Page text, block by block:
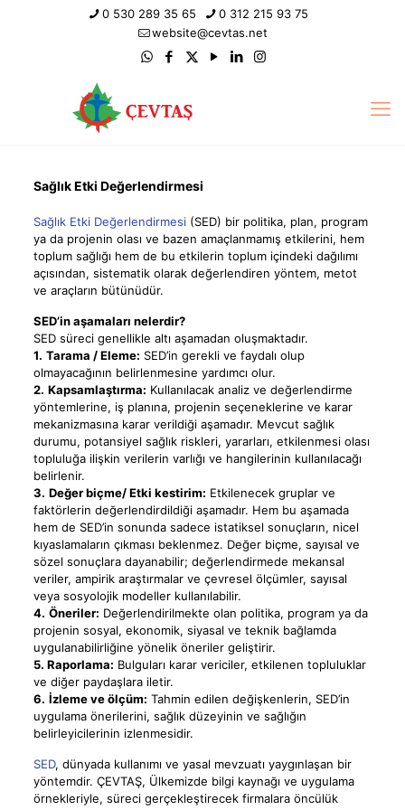
0 530 289 35 65
0 312 215 93 75
website@cevtas.net
Sağlık Etki Değerlendirmesi
Sağlık Etki Değerlendirmesi(SED) bir politika, plan, program
ya da projenin olası ve bazen amaçlanmamış etkilerini, hem
toplum sağlığı hem de bu etkilerin toplum içindeki dağılımı
açısından, sistematik olarak değerlendiren yöntem, metot
ve araçların bütünüdür.
SED’in aşamaları nelerdir?
SED süreci genellikle altı aşamadan oluşmaktadır.
1. Tarama / Eleme: SED’in gerekli ve faydalı olup
olmayacağının belirlenmesine yardımcı olur.
2. Kapsamlaştırma: Kullanılacak analiz ve değerlendirme
yöntemlerine, iş planına, projenin seçeneklerine ve karar
mekanizmasına karar verildiği aşamadır. Mevcut sağlık
durumu, potansiyel sağlık riskleri, yararları, etkilenmesi olası
topluluğa ilişkin verilerin varlığı ve hangilerinin kullanılacağı
belirlenir.
3. Değer biçme/ Etki kestirim: Etkilenecek gruplar ve
faktörlerin değerlendirdildiği aşamadır. Hem bu aşamada
hem de SED’in sonunda sadece istatiksel sonuçların, nicel
kıyaslamaların çıkması beklenmez. Değer biçme, sayısal ve
sözel sonuçlara dayanabilir; değerlendirmede mekansal
veriler, ampirik araştırmalar ve çevresel ölçümler, sayısal
veya sosyolojik modeller kullanılabilir.
4. Öneriler: Değerlendirilmekte olan politika, program ya da
projenin sosyal, ekonomik, siyasal ve teknik bağlamda
uygulanabilirliğine yönelik öneriler geliştirir.
5. Raporlama: Bulguları karar vericiler, etkilenen topluluklar
ve diğer paydaşlara iletir.
6. İzleme ve ölçüm: Tahmin edilen değişkenlerin, SED’in
uygulama önerilerini, sağlık düzeyinin ve sağlığın
belirleyicilerinin izlenmesidir.
SED, dünyada kullanımı ve yasal mevzuatı yaygınlaşan bir
yöntemdir. ÇEVTAŞ, Ülkemizde bilgi kaynağı ve uygulama
örnekleriyle, süreci gerçekleştirecek firmalara öncülük